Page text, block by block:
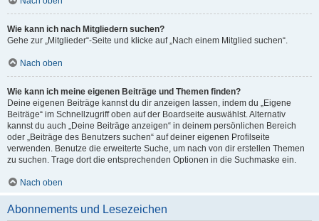
Wie kann ich nach Mitgliedern suchen?
Gehe zur „Mitglieder“-Seite und klicke auf „Nach einem Mitglied suchen“.
Nach oben
Wie kann ich meine eigenen Beiträge und Themen finden?
Deine eigenen Beiträge kannst du dir anzeigen lassen, indem du „Eigene
Beiträge“ im Schnellzugriff oben auf der Boardseite auswählst. Alternativ
kannst du auch „Deine Beiträge anzeigen“ in deinem persönlichen Bereich
oder „Beiträge des Benutzers suchen“ auf deiner eigenen Profilseite
verwenden. Benutze die erweiterte Suche, um nach von dir erstellen Themen
zu suchen. Trage dort die entsprechenden Optionen in die Suchmaske ein.
Nach oben
Abonnements und Lesezeichen